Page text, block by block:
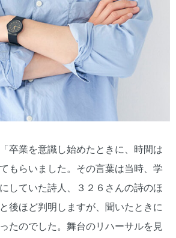
卒業を意識し始めたときに、時間は
もらいました。その言葉は当時、学
していた詩人、３２６さんの詩のほ
後ほど判明しますが、聞いたときに
たのでした。舞台のリハーサルを見